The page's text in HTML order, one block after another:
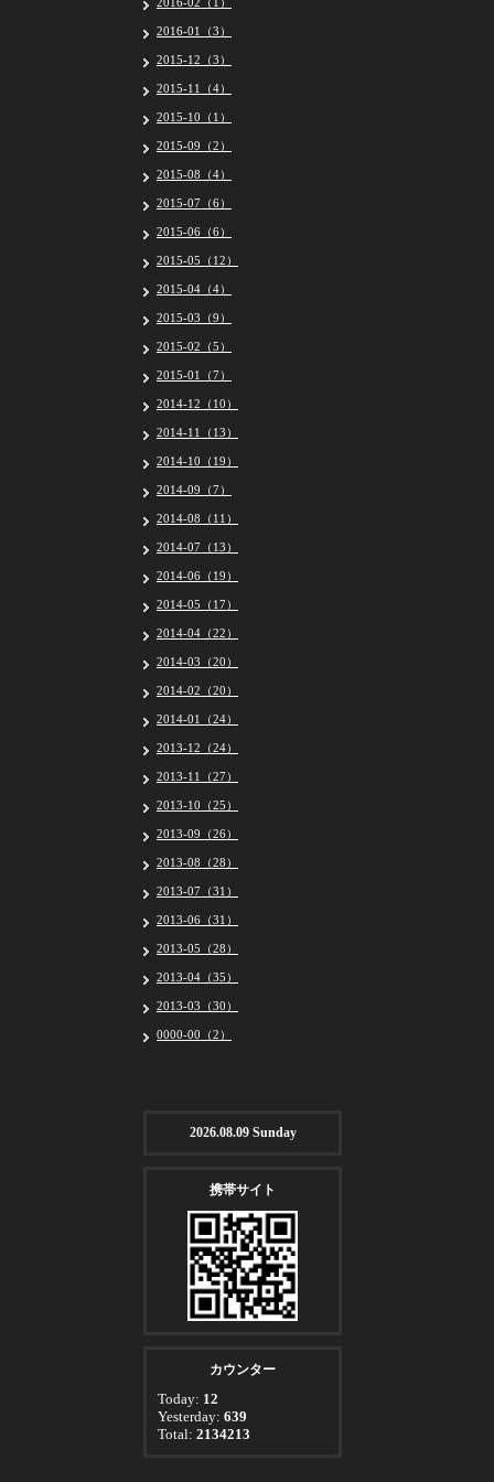
2016-01（3）
2015-12（3）
2015-11（4）
2015-10（1）
2015-09（2）
2015-08（4）
2015-07（6）
2015-06（6）
2015-05（12）
2015-04（4）
2015-03（9）
2015-02（5）
2015-01（7）
2014-12（10）
2014-11（13）
2014-10（19）
2014-09（7）
2014-08（11）
2014-07（13）
2014-06（19）
2014-05（17）
2014-04（22）
2014-03（20）
2014-02（20）
2014-01（24）
2013-12（24）
2013-11（27）
2013-10（25）
2013-09（26）
2013-08（28）
2013-07（31）
2013-06（31）
2013-05（28）
2013-04（35）
2013-03（30）
0000-00（2）
2026.08.09 Sunday
携帯サイト
カウンター
Today: 12
Yesterday: 639
Total: 2134213